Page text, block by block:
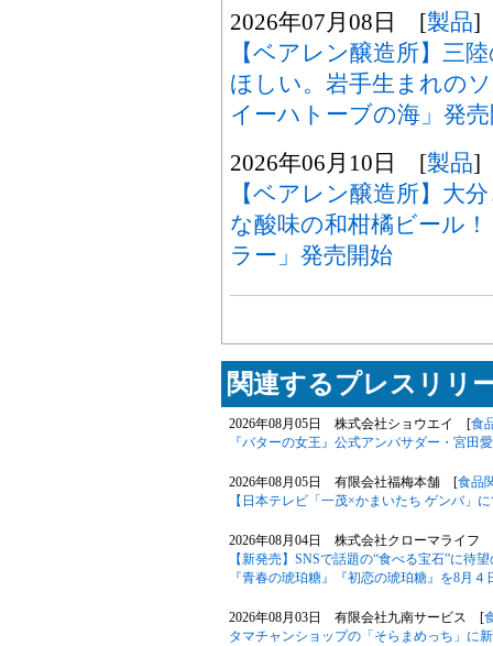
2026年07月08日 [製品]
【ベアレン醸造所】三
ほしい。岩手生まれの
イーハトーブの海」発
2026年06月10日 [製品]
【ベアレン醸造所】大
な酸味の和柑橘ビール
ラー」発売開始
関連するプレスリリ
2026年08月05日 株式会社ショウエイ [食
『バターの女王』公式アンバサダー・宮
2026年08月05日 有限会社福梅本舗 [食品
【日本テレビ「一茂×かまいたち ゲンバ」
2026年08月04日 株式会社クローマライフ
【新発売】SNSで話題の“食べる宝石”に待
『青春の琥珀糖』『初恋の琥珀糖』を8月４
2026年08月03日 有限会社九南サービス [
タマチャンショップの「そらまめっち」に